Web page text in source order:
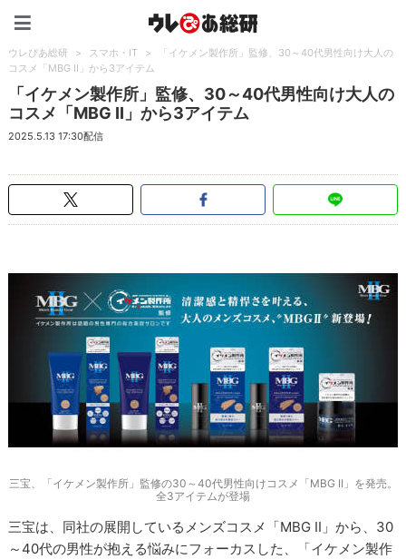
ウレぴあ総研 > スマホ・IT >
「イケメン製作所」監修、30～40代男性向け大人の
コスメ「MBG II」から3アイテム
「イケメン製作所」監修、30～40代男性向け大人の
コスメ「MBG II」から3アイテム
2025.5.13 17:30配信
三宝、「イケメン製作所」監修の30～40代男性向けコスメ「MBG II」を発売。
全3アイテムが登場
三宝は、同社の展開しているメンズコスメ「MBG II」から、30
～40代の男性が抱える悩みにフォーカスした、「イケメン製作